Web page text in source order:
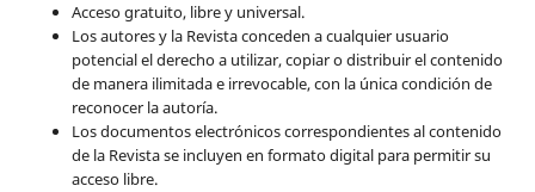
Acceso gratuito, libre y universal.
Los autores y la Revista conceden a cualquier usuario
potencial el derecho a utilizar, copiar o distribuir el contenido
de manera ilimitada e irrevocable, con la única condición de
reconocer la autoría.
Los documentos electrónicos correspondientes al contenido
de la Revista se incluyen en formato digital para permitir su
acceso libre.